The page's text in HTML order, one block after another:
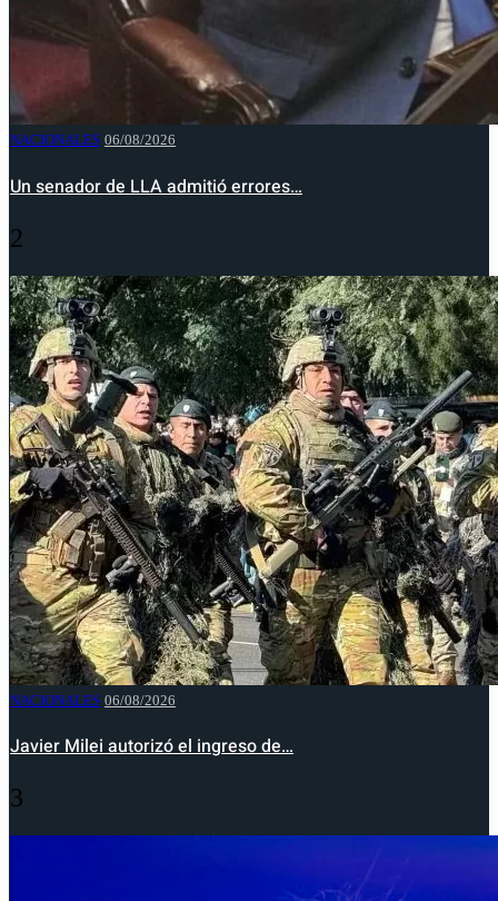
NACIONALES 06/08/2026
Un senador de LLA admitió errores…
2
NACIONALES 06/08/2026
Javier Milei autorizó el ingreso de…
3